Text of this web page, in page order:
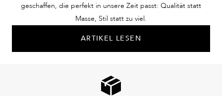
geschaffen, die perfekt in unsere Zeit passt: Qualität statt
Masse, Stil statt zu viel.
ARTIKEL LESEN